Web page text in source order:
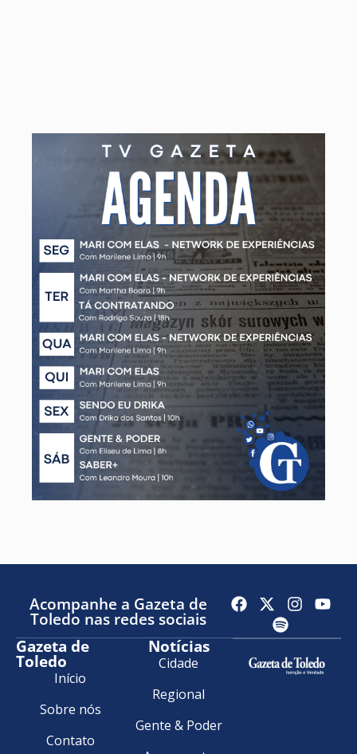
Acompanhe a Gazeta de
Toledo nas redes sociais
Gazeta de
Toledo
Início
Sobre nós
Contato
Notícias
Cidade
Regional
Gente & Poder